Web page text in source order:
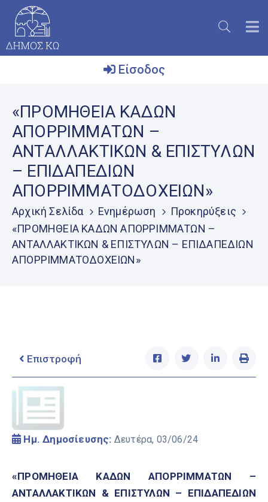
Δήμος
Το
Νησί
Ενημέρωση
Μητρώο
Εθελοντών
Είσοδος
«ΠΡΟΜΗΘΕΙΑ ΚΑΔΩΝ
ΑΠΟΡΡΙΜΜΑΤΩΝ –
ΑΝΤΑΛΛΑΚΤΙΚΩΝ & ΕΠΙΣΤΥΛΩΝ
– ΕΠΙΔΑΠΕΔΙΩΝ
ΑΠΟΡΡΙΜΜΑΤΟΔΟΧΕΙΩΝ»
Αρχική Σελίδα Ενημέρωση
Προκηρύξεις
«ΠΡΟΜΗΘΕΙΑ ΚΑΔΩΝ ΑΠΟΡΡΙΜΜΑΤΩΝ –
ΑΝΤΑΛΛΑΚΤΙΚΩΝ & ΕΠΙΣΤΥΛΩΝ – ΕΠΙΔΑΠΕΔΙΩΝ
ΑΠΟΡΡΙΜΜΑΤΟΔΟΧΕΙΩΝ»
Επιστροφή
Ημ. Δημοσίευσης: Δευτέρα, 03/06/24
«ΠΡΟΜΗΘΕΙΑ ΚΑΔΩΝ ΑΠΟΡΡΙΜΜΑΤΩΝ –
ΑΝΤΑΛΛΑΚΤΙΚΩΝ & ΕΠΙΣΤΥΛΩΝ – ΕΠΙΔΑΠΕΔΙΩΝ